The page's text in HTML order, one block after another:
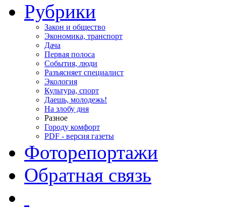
Рубрики
Закон и общество
Экономика, транспорт
Дача
Первая полоса
События, люди
Разъясняет специалист
Экология
Культура, спорт
Даешь, молодежь!
На злобу дня
Разное
Городу комфорт
PDF - версия газеты
Фоторепортажи
Обратная связь